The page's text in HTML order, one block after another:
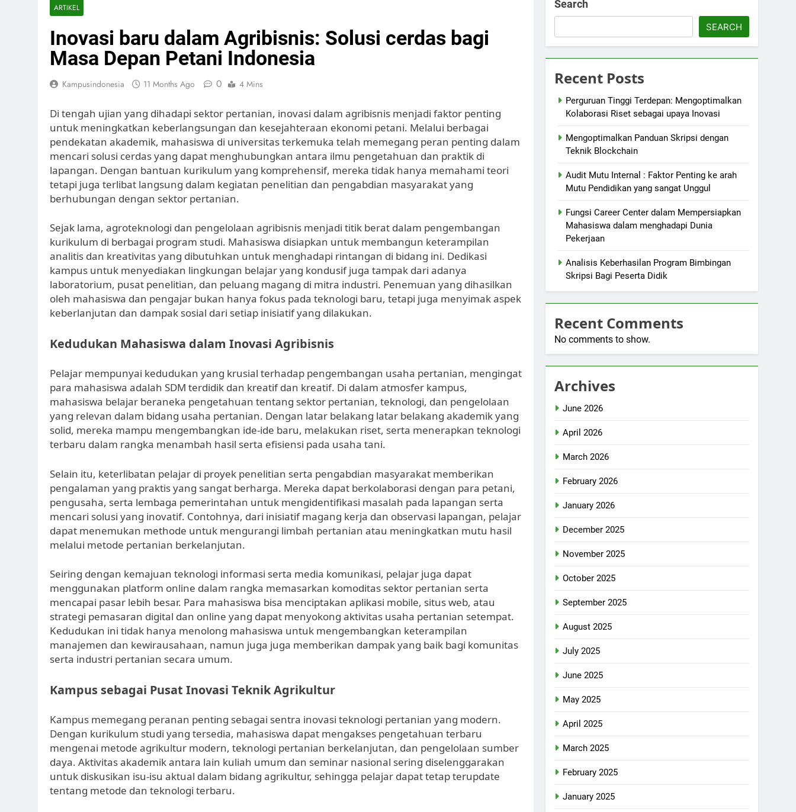
ARTIKEL
Inovasi baru dalam Agribisnis: Solusi cerdas bagi
Masa Depan Petani Indonesia
Kampusindonesia 11 Months Ago 0 4 Mins
Di tengah ujian yang dihadapi sektor pertanian, inovasi dalam agribisnis menjadi faktor penting
untuk meningkatkan keberlangsungan dan kesejahteraan ekonomi petani. Melalui berbagai
pendekatan akademik, mahasiswa di universitas terkemuka telah memegang peran penting dalam
mencari solusi cerdas yang dapat menghubungkan antara ilmu pengetahuan dan praktik di
lapangan. Dengan bantuan kurikulum yang komprehensif, mereka tidak hanya memahami teori
tetapi juga terlibat langsung dalam kegiatan penelitian dan pengabdian masyarakat yang
berhubungan dengan sektor pertanian.
Sejak lama, agroteknologi dan pengelolaan agribisnis menjadi titik berat dalam pengembangan
kurikulum di berbagai program studi. Mahasiswa disiapkan untuk membangun keterampilan
analitis dan kreativitas yang dibutuhkan untuk menghadapi rintangan di bidang ini. Dedikasi
kampus untuk menyediakan lingkungan belajar yang kondusif juga tampak dari adanya
laboratorium, pusat penelitian, dan peluang magang di mitra industri. Penemuan yang dihasilkan
oleh mahasiswa dan pengajar bukan hanya fokus pada teknologi baru, tetapi juga menyimak aspek
keberlanjutan dan dampak sosial dari setiap inisiatif yang dilakukan.
Kedudukan Mahasiswa dalam Inovasi Agribisnis
Pelajar mempunyai kedudukan yang krusial terhadap pengembangan usaha pertanian, mengingat
para mahasiswa adalah SDM terdidik dan kreatif dan kreatif. Di dalam atmosfer kampus,
mahasiswa belajar beraneka pengetahuan tentang sektor pertanian, teknologi, dan pengelolaan
yang relevan dalam bidang usaha pertanian. Dengan latar belakang latar belakang akademik yang
solid, mereka mampu mengembangkan ide-ide baru, melakukan riset, serta menerapkan teknologi
terbaru dalam rangka menambah hasil serta efisiensi pada usaha tani.
Selain itu, keterlibatan pelajar di proyek penelitian serta pengabdian masyarakat memberikan
pengalaman yang praktis yang sangat berharga. Mereka dapat berkolaborasi dengan para petani,
pengusaha, serta lembaga pemerintahan untuk mengidentifikasi masalah pada lapangan serta
mencari solusi yang inovatif. Contohnya, dari inisiatif magang kerja dan observasi lapangan, pelajar
dapat menemukan methode untuk mengurangi limbah pertanian atau meningkatkan mutu hasil
melalui metode pertanian berkelanjutan.
Seiring dengan kemajuan teknologi informasi serta media komunikasi, pelajar juga dapat
menggunakan platform online dalam rangka memasarkan komoditas sektor pertanian serta
mencapai pasar lebih besar. Para mahasiswa bisa menciptakan aplikasi mobile, situs web, atau
strategi pemasaran digital dan online yang dapat menyokong aktivitas usaha pertanian setempat.
Kedudukan ini tidak hanya menolong mahasiswa untuk mengembangkan keterampilan
manajemen dan kewirausahaan, namun juga juga memberikan dampak yang baik bagi komunitas
serta industri pertanian secara umum.
Kampus sebagai Pusat Inovasi Teknik Agrikultur
Kampus memegang peranan penting sebagai sentra inovasi teknologi pertanian yang modern.
Dengan kurikulum studi yang tersedia, mahasiswa dapat mengakses pengetahuan terbaru
mengenai metode agrikultur modern, teknologi pertanian berkelanjutan, dan pengelolaan sumber
daya. Aktivitas akademik antara lain kuliah umum dan seminar nasional sering diselenggarakan
untuk diskusikan isu-isu aktual dalam bidang agrikultur, sehingga pelajar dapat tetap terupdate
tentang metode dan teknologi terbaru.
Search
SEARCH
Recent Posts
Perguruan Tinggi Terdepan: Mengoptimalkan
Kolaborasi Riset sebagai upaya Inovasi
Mengoptimalkan Panduan Skripsi dengan
Teknik Blockchain
Audit Mutu Internal : Faktor Penting ke arah
Mutu Pendidikan yang sangat Unggul
Fungsi Career Center dalam Mempersiapkan
Mahasiswa dalam menghadapi Dunia
Pekerjaan
Analisis Keberhasilan Program Bimbingan
Skripsi Bagi Peserta Didik
Recent Comments
No comments to show.
Archives
June 2026
April 2026
March 2026
February 2026
January 2026
December 2025
November 2025
October 2025
September 2025
August 2025
July 2025
June 2025
May 2025
April 2025
March 2025
February 2025
January 2025